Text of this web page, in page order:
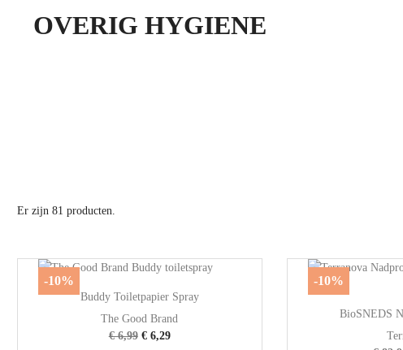
OVERIG HYGIENE
Er zijn 81 producten.
 Snel bekijken
Buddy Toiletpapier Spray
The Good Brand
€ 6,99 € 6,29
-10%

BioSNEDS
-10%